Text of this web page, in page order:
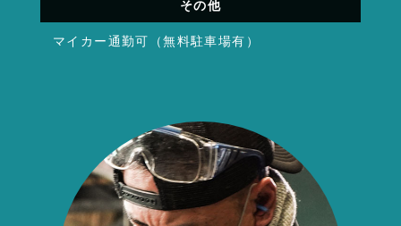
その他
マイカー通勤可（無料駐車場有）